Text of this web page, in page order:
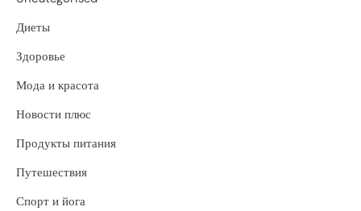
Диеты
Здоровье
Мода и красота
Новости плюс
Продукты питания
Путешествия
Спорт и йога